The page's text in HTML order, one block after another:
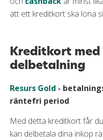
att ett kreditkort ska löna
Kreditkort
delbetalning
Resurs Gold -
räntefri period
Med detta kreditkort får
kan delbetala dina inköp